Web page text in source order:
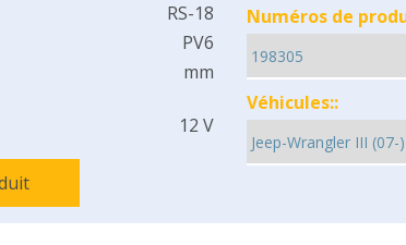
RS-18
PV6
mm
12 V
Numéros de
Véhicules::